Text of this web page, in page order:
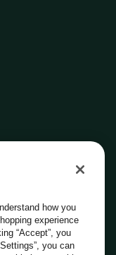
how you
experience
“Accept”, you
you can